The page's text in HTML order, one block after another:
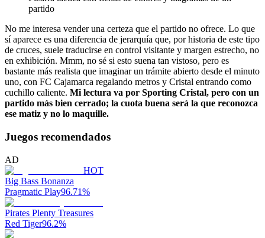
partido
No me interesa vender una certeza que el partido no ofrece. Lo que
sí aparece es una diferencia de jerarquía que, por historia de este tipo
de cruces, suele traducirse en control visitante y margen estrecho, no
en exhibición. Mmm, no sé si esto suena tan vistoso, pero es
bastante más realista que imaginar un trámite abierto desde el minuto
uno, con FC Cajamarca regalando metros y Cristal entrando como
cuchillo caliente. Mi lectura va por Sporting Cristal, pero con un
partido más bien cerrado; la cuota buena será la que reconozca
ese matiz y no lo maquille.
Juegos recomendados
AD
HOT
Big Bass Bonanza
Pragmatic Play96.71%
Pirates Plenty Treasures
Red Tiger96.2%